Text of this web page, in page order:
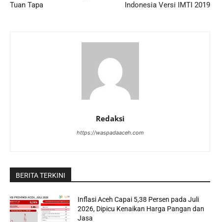
Tuan Tapa
Indonesia Versi IMTI 2019
Redaksi
https://waspadaaceh.com
BERITA TERKINI
Inflasi Aceh Capai 5,38 Persen pada Juli
2026, Dipicu Kenaikan Harga Pangan dan
Jasa